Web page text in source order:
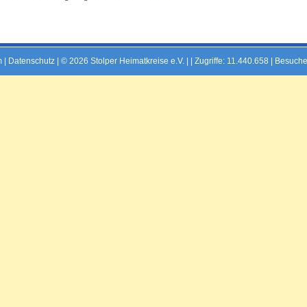
| Datenschutz | © 2026 Stolper Heimatkreise e.V. | | Zugriffe: 11.440.658 |